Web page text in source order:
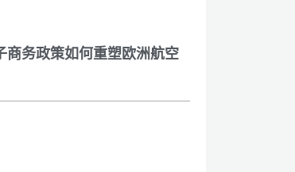
商务政策如何重塑欧洲航空